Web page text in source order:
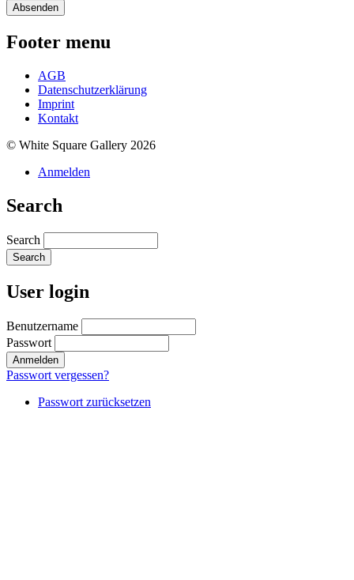
Footer menu
AGB
Datenschutzerklärung
Imprint
Kontakt
© White Square Gallery 2026
Anmelden
Search
Search
User login
Benutzername
Passwort
Passwort vergessen?
Passwort zurücksetzen